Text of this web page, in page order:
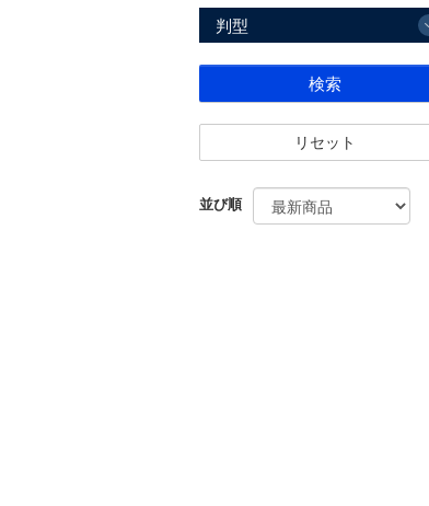
判型
検索
リセット
並び順